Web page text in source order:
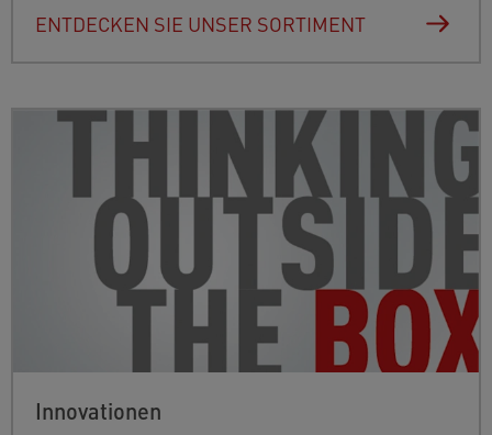
ENTDECKEN SIE UNSER SORTIMENT
Innovationen